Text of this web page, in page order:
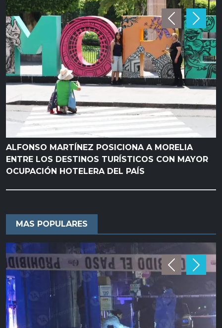
ALFONSO MARTÍNEZ POSICIONA A MORELIA
ENTRE LOS DESTINOS TURÍSTICOS CON MAYOR
OCUPACIÓN HOTELERA DEL PAÍS
PreviousNext
MAS POPULARES
PreviousNext